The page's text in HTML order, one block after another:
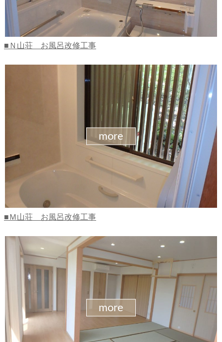
Ｎ山荘 お風呂改修工事
more
Ｍ山荘 お風呂改修工事
more